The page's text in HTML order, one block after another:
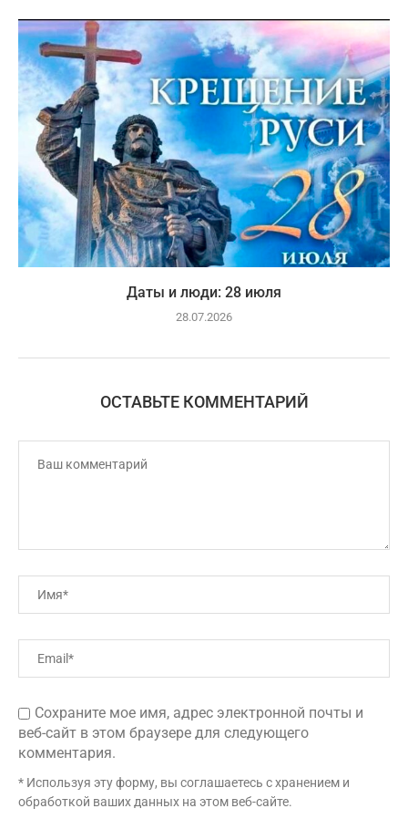
Даты и люди: 28 июля
28.07.2026
ОСТАВЬТЕ КОММЕНТАРИЙ
Сохраните мое имя, адрес электронной почты и
веб-сайт в этом браузере для следующего
комментария.
* Используя эту форму, вы соглашаетесь с хранением и
обработкой ваших данных на этом веб-сайте.